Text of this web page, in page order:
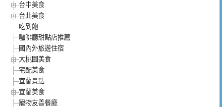
台中美食
台北美食
吃到飽
咖啡廳甜點店推薦
國內外旅遊住宿
大桃園美食
宅配美食
宜蘭景點
宜蘭美食
寵物友善餐廳